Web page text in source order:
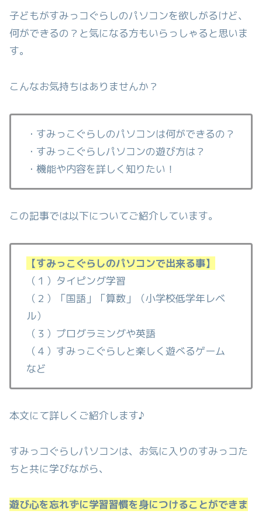
子どもがすみっコぐらしのパソコンを欲しがるけど、
何ができるの？と気になる方もいらっしゃると思いま
す。
こんなお気持ちはありませんか？
・すみっこぐらしのパソコンは何ができるの？
・すみっこぐらしパソコンの遊び方は？
・機能や内容を詳しく知りたい！
この記事では以下についてご紹介しています。
【すみっこぐらしのパソコンで出来る事】
（１）タイピング学習
（２）「国語」「算数」（小学校低学年レベ
ル）
（３）プログラミングや英語
（４）すみっこぐらしと楽しく遊べるゲーム
など
本文にて詳しくご紹介します♪
すみっコぐらしパソコンは、お気に入りのすみっコた
ちと共に学びながら、
遊び心を忘れずに学習習慣を身につけることができま